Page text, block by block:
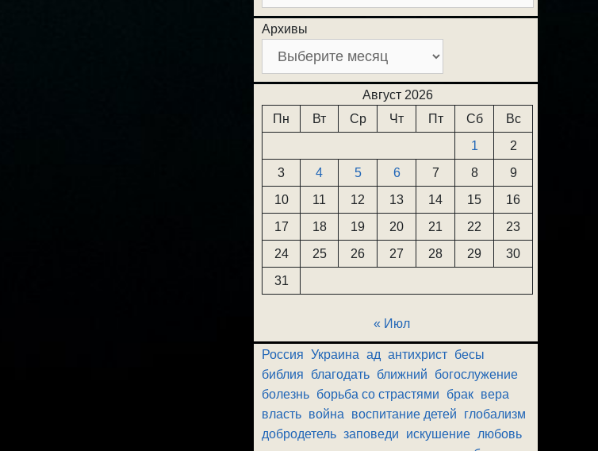
Архивы
Август 2026
Пн
Вт Ср Чт Пт Сб
Вс
1
2
3
4 5 6 7 8
9
10
11 12 13 14 15
16
17
18 19 20 21 22
23
24
25 26 27 28 29
30
31
« Июл
Россия Украина ад антихрист бесы
библия
благодать ближний
богослужение
болезнь борьба со страстями брак вера
власть война воспитание детей
глобализм
добродетель заповеди искушение любовь